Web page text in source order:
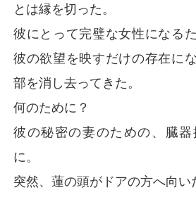
とは縁を切った。
彼にとって完璧な女性になる
彼の欲望を映すだけの存在に
部を消し去ってきた。
何のために？
彼の秘密の妻のための、臓
に。
突然、蓮の頭がドアの方へ向い